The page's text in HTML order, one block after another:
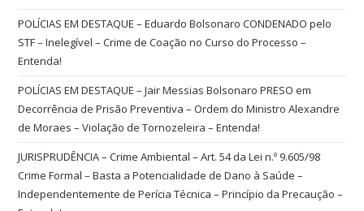
POLÍCIAS EM DESTAQUE – Eduardo Bolsonaro CONDENADO pelo
STF – Inelegível – Crime de Coação no Curso do Processo –
Entenda!
POLÍCIAS EM DESTAQUE – Jair Messias Bolsonaro PRESO em
Decorrência de Prisão Preventiva – Ordem do Ministro Alexandre
de Moraes – Violação de Tornozeleira – Entenda!
JURISPRUDÊNCIA – Crime Ambiental – Art. 54 da Lei n.º 9.605/98
Crime Formal – Basta a Potencialidade de Dano à Saúde –
Independentemente de Perícia Técnica – Princípio da Precaução –